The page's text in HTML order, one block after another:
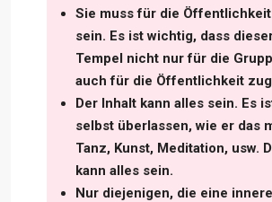
Sie muss für die
sein. Es ist wichtig, dass
Tempel nicht nur für die
auch für die Öffentlichkeit
Der Inhalt kann alles sein. Es
selbst überlassen, wie er das
Tanz, Kunst, Meditation, usw.
kann alles sein.
Nur diejenigen, die eine